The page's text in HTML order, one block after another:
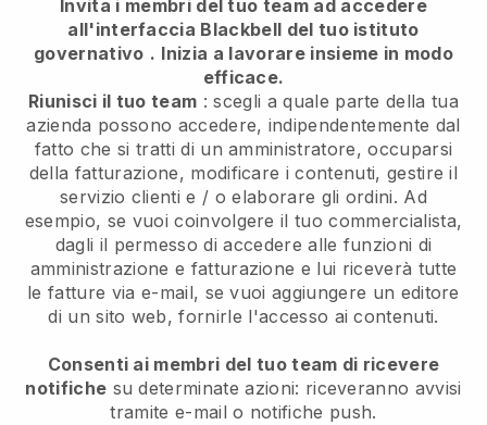
Invita i membri del tuo team ad accedere
all'interfaccia Blackbell del tuo istituto
governativo . Inizia a lavorare insieme in modo
efficace.
Riunisci il tuo team : scegli a quale parte della tua
azienda possono accedere, indipendentemente dal
fatto che si tratti di un amministratore, occuparsi
della fatturazione, modificare i contenuti, gestire il
servizio clienti e / o elaborare gli ordini. Ad
esempio, se vuoi coinvolgere il tuo commercialista,
dagli il permesso di accedere alle funzioni di
amministrazione e fatturazione e lui riceverà tutte
le fatture via e-mail, se vuoi aggiungere un editore
di un sito web, fornirle l'accesso ai contenuti.
Consenti ai membri del tuo team di ricevere
notifiche su determinate azioni: riceveranno avvisi
tramite e-mail o notifiche push.